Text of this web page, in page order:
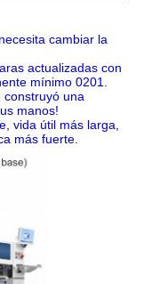
cambiar la
actualizadas con
mínimo 0201.
construyó una
manos!
vida útil más larga,
más fuerte.